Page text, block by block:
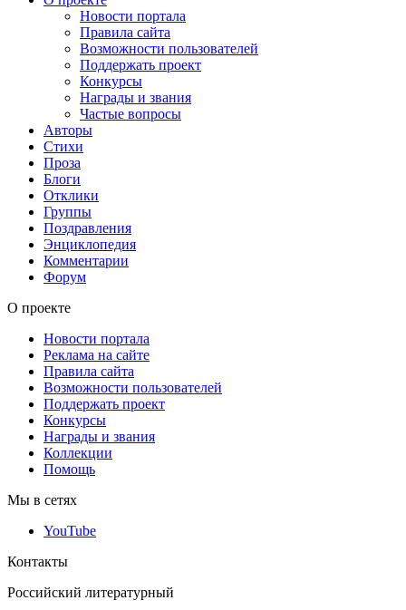
Новости портала
Правила сайта
Возможности пользователей
Поддержать проект
Конкурсы
Награды и звания
Частые вопросы
Авторы
Стихи
Проза
Блоги
Отклики
Группы
Поздравления
Энциклопедия
Комментарии
Форум
О проекте
Новости портала
Реклама на сайте
Правила сайта
Возможности пользователей
Поддержать проект
Конкурсы
Награды и звания
Коллекции
Помощь
Мы в сетях
YouTube
Контакты
Российский литературный